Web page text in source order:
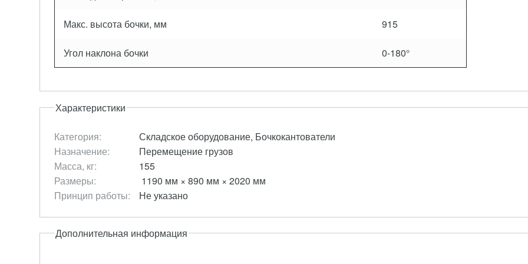
Макс. высота бочки, мм 915
Угол наклона бочки 0-180°
Характеристики
Категория:
Складское оборудование, Бочкокантователи
Назначение:
Перемещение грузов
Масса, кг:
155
Размеры:
1190 мм × 890 мм × 2020 мм
Принцип работы:
Не указано
Дополнительная информация
БОЧКОКАНТОВАТЕЛЬ DP25